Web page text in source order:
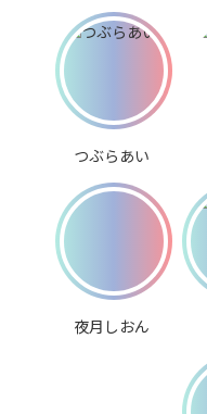
つぶらあい
夜月しおん